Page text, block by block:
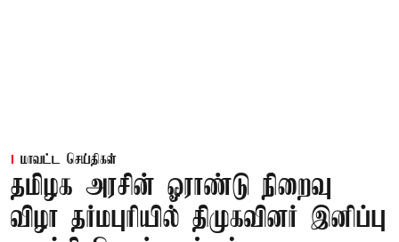
மாவட்ட செய்திகள்
தமிழக அரசின் ஓராண்டு நிறைவு
விழா தர்மபுரியில் திமுகவினர் இனிப்பு